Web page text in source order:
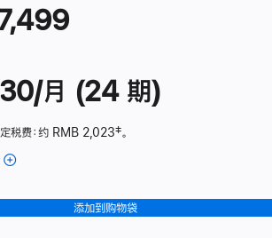
月 (24 期)
税费：约 RMB 2,023脚
‡。
(Studio
-
纳
添加到购物袋